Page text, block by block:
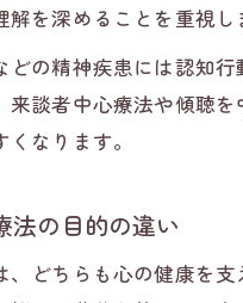
を深めることを重視し
の精神疾患には認知
談者中心療法や傾聴
なります。
法の目的の違い
、どちらも心の健康を